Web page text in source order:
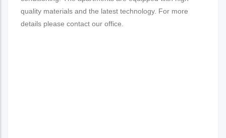
quality materials and the latest technology. For more
details please contact our office.